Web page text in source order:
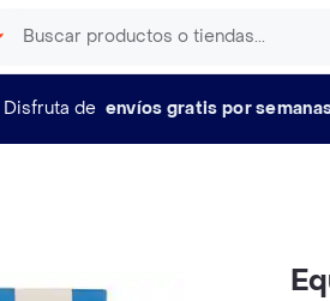
Disfruta de envíos gratis por